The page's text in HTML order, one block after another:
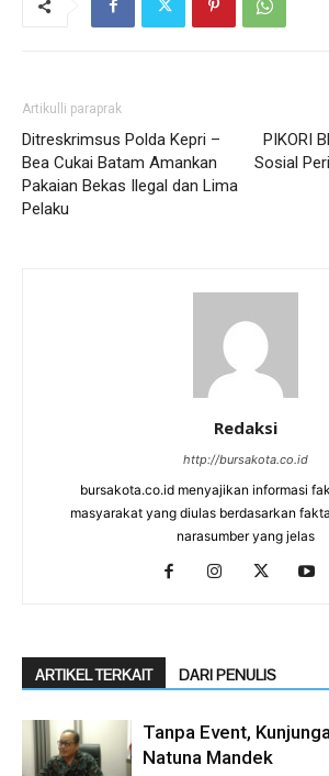
Artikulli paraprak
Ditreskrimsus Polda Kepri –
Bea Cukai Batam Amankan
Pakaian Bekas Ilegal dan Lima
Pelaku
PIKORI
Sosial
Redaksi
http://bursakota.co.id
bursakota.co.id menyajikan informasi
masyarakat yang diulas berdasarkan
narasumber yang jelas
ARTIKEL TERKAIT DARI PENULIS
Tanpa Event,
Natuna Mandek